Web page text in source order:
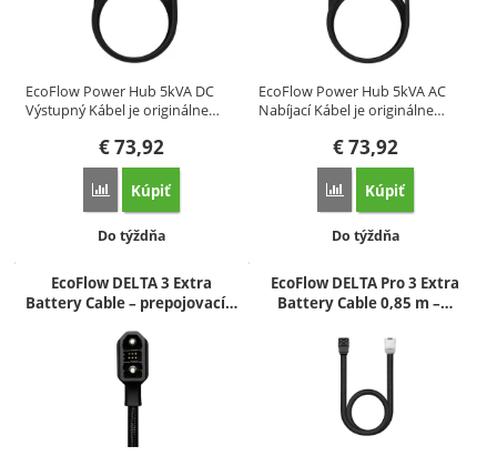
EcoFlow Power Hub 5kVA DC
Výstupný Kábel je originálne…
€73,92
Porovnať
Kúpiť
Dostupnosť:
Do týždňa
EcoFlow Power Hub 5kVA AC
Nabíjací Kábel je originálne…
€73,92
Porovnať
Kúpiť
Dostupnosť:
Do týždňa
EcoFlow DELTA 3 Extra
Battery Cable – prepojovací…
EcoFlow DELTA Pro 3 Extra
Battery Cable 0,85 m –…